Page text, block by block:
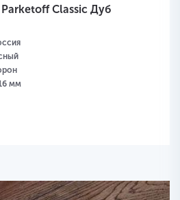
Classic Дуб
мм